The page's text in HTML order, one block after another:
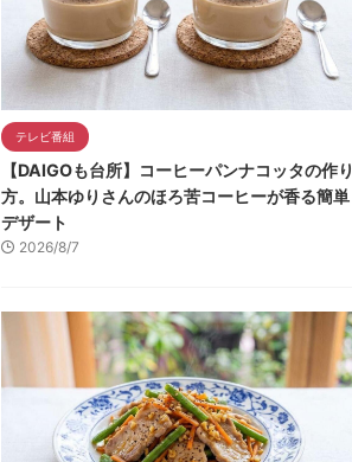
テレビ番組
【DAIGOも台所】コーヒーパンナコッタの作り
方。山本ゆりさんのほろ苦コーヒーが香る簡単
デザート
2026/8/7